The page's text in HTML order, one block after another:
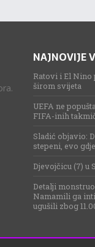
NAJNOVIJE
Ratovi i El
širom svijeta
UEFA ne
FIFA-inih
Sladić objavio:
stepeni, evo
Djevojčicu (7) u
Detalji
Namamili ga
ugušili zbog